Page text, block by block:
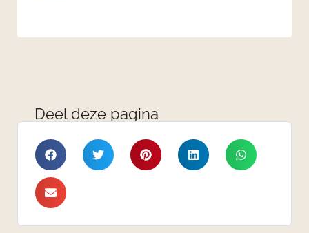
Deel deze pagina